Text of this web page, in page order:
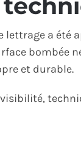
lettrage a été
bombée
et durable.